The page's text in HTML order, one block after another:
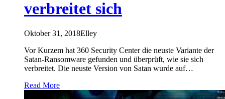
verbreitet sich
Oktober 31, 2018Elley
Vor Kurzem hat 360 Security Center die neuste Variante der
Satan-Ransomware gefunden und überprüft, wie sie sich
verbreitet. Die neuste Version von Satan wurde auf…
Read More